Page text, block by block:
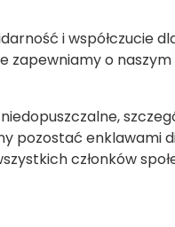
i współczucie
zapewniamy o naszym
pozostać enklawami
członków